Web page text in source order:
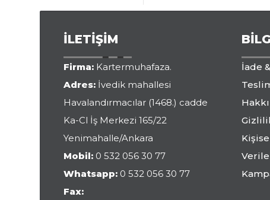
İLETIŞIM
Firma: Kartermuhafaza.
Adres: İvedik mahallesi
Havalandırmacılar (1468.) cadde
Ka-Cl İş Merkezi 165/22
Yenimahalle/Ankara
Mobil: 0 532 056 30 77
Whatsapp: 0 532 056 30 77
Fax:
İade